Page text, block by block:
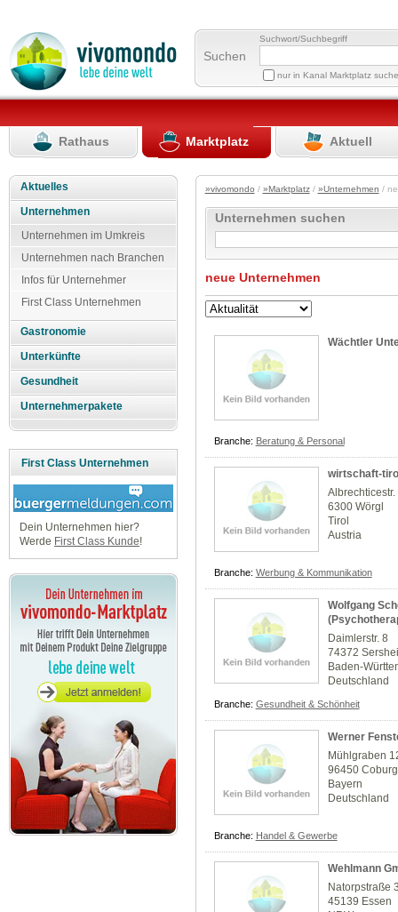
Suchen
Suchwort/Suchbegriff
nur in Kanal Marktplatz
Rathaus Marktplatz Aktuell
Aktuelles
Unternehmen
Unternehmen im Umkreis
Unternehmen nach Branchen
Infos für Unternehmer
First Class Unternehmen
Gastronomie
Unterkünfte
Gesundheit
Unternehmerpakete
First Class Unternehmen
Dein Unternehmen hier?
Werde First Class Kunde!
»vivomondo / »Marktplatz/ »Unternehmen /
Unternehmen suchen
neue Unternehmen
Wächtler
Branche: Beratung & Personal
wirtschaft-
Albrechticestr.
6300 Wörgl
Tirol
Austria
Branche: Werbung & Kommunikation
Wolfgang
Daimlerstr. 8
74372
Baden-
Deutschland
Branche: Gesundheit & Schönheit
Werner
Mühlgraben
96450 Coburg
Bayern
Deutschland
Branche: Handel & Gewerbe
Wehlmann
Natorpstraße
45139 Essen